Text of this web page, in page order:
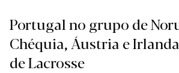
Portugal no grupo de
Chéquia, Áustria e
de Lacrosse